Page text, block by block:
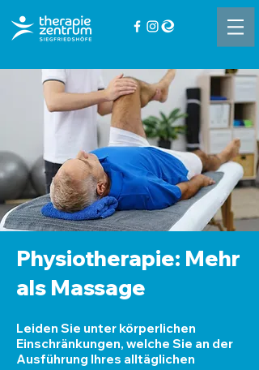
Physiotherapie: Mehr
als Massage
Leiden Sie unter körperlichen
Einschränkungen, welche Sie an der
Ausführung Ihres alltäglichen